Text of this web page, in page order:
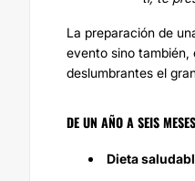
La preparación de
evento sino
deslumbrantes el
DE UN AÑO A SEIS
Dieta